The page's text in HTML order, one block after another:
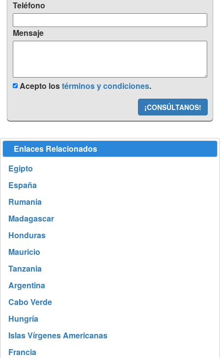
Teléfono
Mensaje
Acepto lostérminos y condiciones.
¡CONSÚLTANOS!
Enlaces Relacionados
Egipto
España
Rumania
Madagascar
Honduras
Mauricio
Tanzania
Argentina
Cabo Verde
Hungría
Islas Vírgenes Americanas
Francia